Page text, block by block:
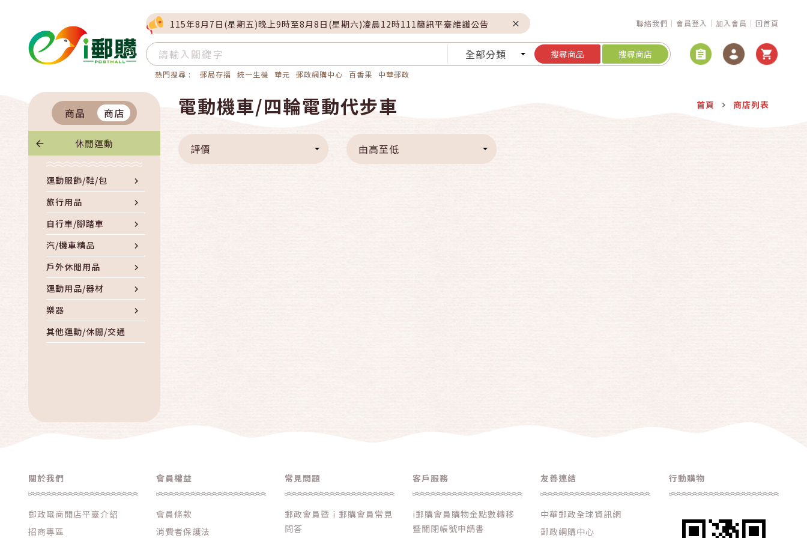
115年8月7日(星期五)晚上9時至8月8日(星期六)凌晨12時111簡訊平臺維護公告 聯絡我們 會員登入 加入會員 回首頁
全部分類 搜尋商品 搜尋商店
熱門搜尋 : 郵局存摺 統一生機 華元 郵政網購中心 百香果 中華郵政
商品 商店
休閒運動
運動服飾/鞋/包
旅行用品
自行車/腳踏車
汽/機車精品
戶外休閒用品
運動用品/器材
樂器
其他運動/休閒/交通
電動機車/四輪電動代步車 首頁 商店列表
評價 由高至低
關於我們
郵政電商開店平臺介紹
招商專區
會員權益
會員條款
消費者保護法
常見問題
郵政會員暨ｉ郵購會員常見
問答
客戶服務
i郵購會員購物金點數轉移
暨關閉帳號申請書
友善連結
中華郵政全球資訊網
郵政網購中心
行動購物